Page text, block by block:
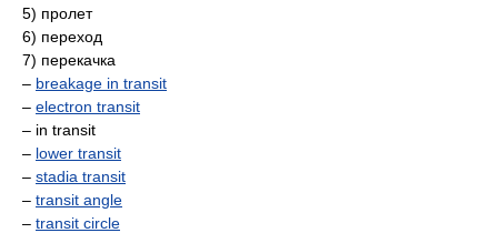
5) пролет
6) переход
7) перекачка
– breakage in transit
– electron transit
– in transit
– lower transit
– stadia transit
– transit angle
– transit circle